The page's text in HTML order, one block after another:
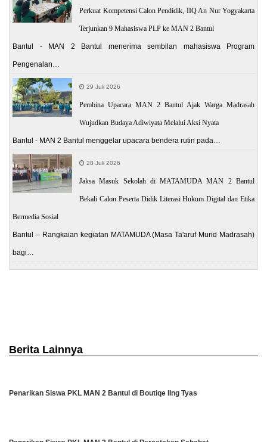
Perkuat Kompetensi Calon Pendidik, IIQ An Nur Yogyakarta
Terjunkan 9 Mahasiswa PLP ke MAN 2 Bantul
Bantul - MAN 2 Bantul menerima sembilan mahasiswa Program
Pengenalan…
29 Juli 2026
Pembina Upacara MAN 2 Bantul Ajak Warga Madrasah
Wujudkan Budaya Adiwiyata Melalui Aksi Nyata
Bantul - MAN 2 Bantul menggelar upacara bendera rutin pada…
28 Juli 2026
Jaksa Masuk Sekolah di MATAMUDA MAN 2 Bantul
Bekali Calon Peserta Didik Literasi Hukum Digital dan Etika
Bermedia Sosial
Bantul – Rangkaian kegiatan MATAMUDA (Masa Ta'aruf Murid Madrasah)
bagi…
Berita Lainnya
Penarikan Siswa PKL MAN 2 Bantul di Boutiqe IIng Tyas